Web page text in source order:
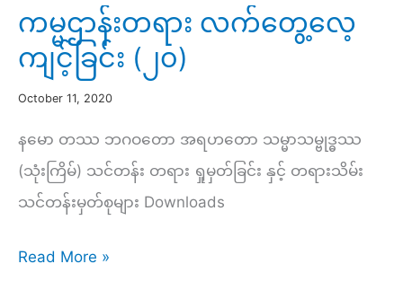
ကမ္မဌာန်း
လမ်း
စဥ်
ကမ္မဌာန်းတရား လက်တွေ့လေ့
ကျင့်ခြင်း (၂၀)
October 11, 2020
နမော တဿ ဘဂဝတော အရဟတော သမ္မာသမ္ဗုဒ္ဓဿ
(သုံးကြိမ်) သင်တန်း တရား ရှုမှတ်ခြင်း နှင့် တရားသိမ်း
သင်တန်းမှတ်စုများ Downloads
ကမ္မဌာန်း
Read More »